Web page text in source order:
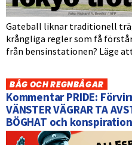
Gateball liknar traditionell
krångliga regler som få
från bensinstationen? Läge att
BÅG OCH REGNBÅGAR
Kommentar PRIDE:
VÄNSTER VÄGRAR TA
BÖGHAT och